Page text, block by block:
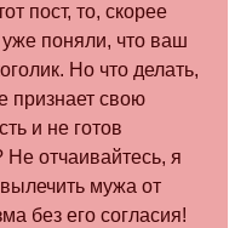
пост, то, скорее
поняли, что ваш
Но что делать,
признает свою
и не готов
Не отчаивайтесь, я
мужа от
без его согласия!